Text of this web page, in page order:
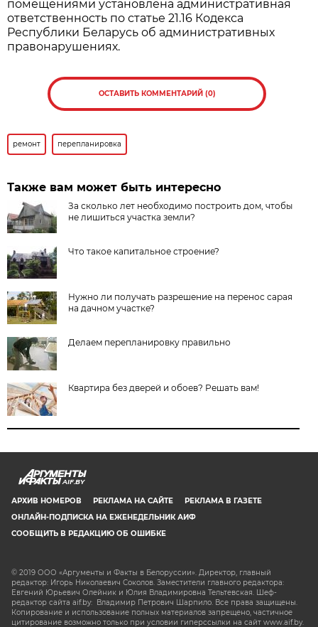
помещениями установлена административная
ответственность по статье 21.16 Кодекса
Республики Беларусь об административных
правонарушениях.
ОСТАВИТЬ КОММЕНТАРИЙ (0)
ремонт перепланировка
Также вам может быть интересно
За сколько лет необходимо построить дом, чтобы
не лишиться участка земли?
Что такое капитальное строение?
Нужно ли получать разрешение на перенос сарая
на дачном участке?
Делаем перепланировку правильно
Квартира без дверей и обоев? Решать вам!
AIF.BY
АРХИВ НОМЕРОВ РЕКЛАМА НА САЙТЕ
РЕКЛАМА В ГАЗЕТЕ
ОНЛАЙН-ПОДПИСКА НА ЕЖЕНЕДЕЛЬНИК АИФ
СООБЩИТЬ В РЕДАКЦИЮ ОБ ОШИБКЕ
© 2019 ООО «Аргументы и Факты в Белоруссии». Директор, главный
редактор: Игорь Николаевич Соколов. Заместители главного редактора:
Евгений Юрьевич Олейник и Юлия Владимировна Тельтевская. Шеф-
редактор сайта aif.by: Владимир Петрович Шарпило. Все права защищены.
Копирование и использование полных материалов запрещено, частичное
цитирование возможно только при условии гиперссылки на сайт www.aif.by.